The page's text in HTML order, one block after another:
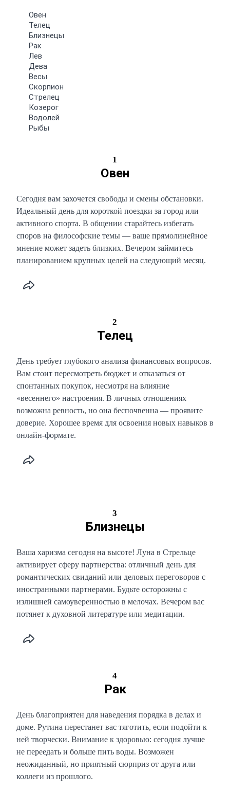
Овен
Телец
Близнецы
Рак
Лев
Дева
Весы
Скорпион
Стрелец
Козерог
Водолей
Рыбы
1
Овен
Сегодня вам захочется свободы и смены обстановки.
Идеальный день для короткой поездки за город или
активного спорта. В общении старайтесь избегать
споров на философские темы — ваше прямолинейное
мнение может задеть близких. Вечером займитесь
планированием крупных целей на следующий месяц.
2
Телец
День требует глубокого анализа финансовых вопросов.
Вам стоит пересмотреть бюджет и отказаться от
спонтанных покупок, несмотря на влияние
«весеннего» настроения. В личных отношениях
возможна ревность, но она беспочвенна — проявите
доверие. Хорошее время для освоения новых навыков в
онлайн-формате.
3
Близнецы
Ваша харизма сегодня на высоте! Луна в Стрельце
активирует сферу партнерства: отличный день для
романтических свиданий или деловых переговоров с
иностранными партнерами. Будьте осторожны с
излишней самоуверенностью в мелочах. Вечером вас
потянет к духовной литературе или медитации.
4
Рак
День благоприятен для наведения порядка в делах и
доме. Рутина перестанет вас тяготить, если подойти к
ней творчески. Внимание к здоровью: сегодня лучше
не переедать и больше пить воды. Возможен
неожиданный, но приятный сюрприз от друга или
коллеги из прошлого.